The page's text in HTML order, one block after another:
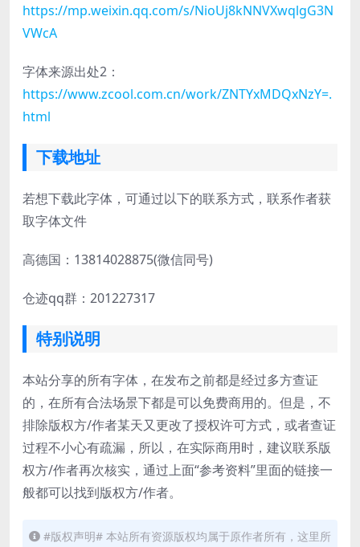
https://mp.weixin.qq.com/s/NioUj8kNNVXwqlgG3N
VWcA
字体来源出处2：
https://www.zcool.com.cn/work/ZNTYxMDQxNzY=.
html
下载地址
若想下载此字体，可通过以下的联系方式，联系作者获
取字体文件
高德国：13814028875(微信同号)
仓迹qq群：201227317
特别说明
本站分享的所有字体，在发布之前都是经过多方查证
的，在所有合法场景下都是可以免费商用的。但是，不
排除版权方/作者某天又更改了授权许可方式，或者查证
过程不小心有疏漏，所以，在实际商用时，建议联系版
权方/作者再次核实，通过上面“参考资料”里面的链接一
般都可以找到版权方/作者。
#版权声明# 本站所有资源版权均属于原作者所有，这里所